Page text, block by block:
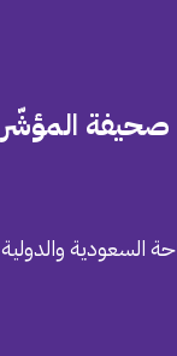
صحيفة المؤشّر
السعودية والدولية